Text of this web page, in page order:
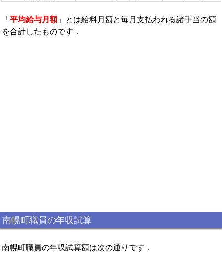
「 平均給与月額」とは給料月額と毎月支払われる諸手当の額
を合計したものです．
南幌町職員の年収試算
南幌町職員の年収試算額は次の通りです．